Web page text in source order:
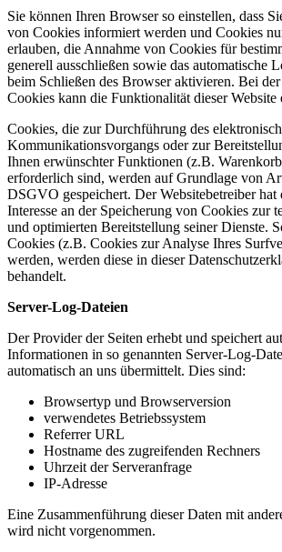
Sie können Ihren Browser so einstellen, dass
von Cookies informiert werden und Cookies
erlauben, die Annahme von Cookies für
generell ausschließen sowie das automatische
beim Schließen des Browser aktivieren. Bei
Cookies kann die Funktionalität dieser Website
Cookies, die zur Durchführung des
Kommunikationsvorgangs oder zur
Ihnen erwünschter Funktionen (z.B.
erforderlich sind, werden auf Grundlage von
DSGVO gespeichert. Der Websitebetreiber hat
Interesse an der Speicherung von Cookies zur
und optimierten Bereitstellung seiner Dienste.
Cookies (z.B. Cookies zur Analyse Ihres
werden, werden diese in dieser
behandelt.
Server-Log-Dateien
Der Provider der Seiten erhebt und speichert
Informationen in so genannten Server-Log-
automatisch an uns übermittelt. Dies sind:
Browsertyp und Browserversion
verwendetes Betriebssystem
Referrer URL
Hostname des zugreifenden Rechners
Uhrzeit der Serveranfrage
IP-Adresse
Eine Zusammenführung dieser Daten mit
wird nicht vorgenommen.